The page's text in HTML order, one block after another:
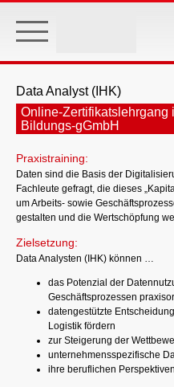
main
Data Analyst (IHK)
Online-Zertifikatslehrgang
Bildungs-gGmbH
Praxistraining:
Daten sind die Basis der
Fachleute gefragt, die dieses
um Arbeits- sowie
gestalten und die Wertschöpfung
Zielsetzung:
Data Analysten (IHK) können …
das Potenzial der
Geschäftsprozessen
datengestützte
Logistik fördern
zur Steigerung der
unternehmensspezifische
ihre beruflichen